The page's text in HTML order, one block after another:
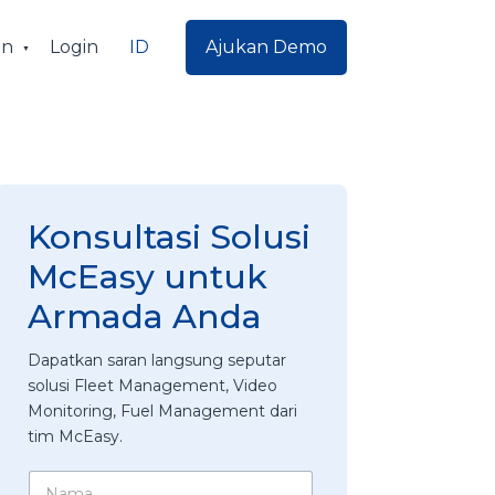
Login ID Ajukan Demo
Konsultasi Solusi
McEasy untuk
Armada Anda
Dapatkan saran langsung seputar
solusi Fleet Management, Video
Monitoring, Fuel Management dari
tim McEasy.
N